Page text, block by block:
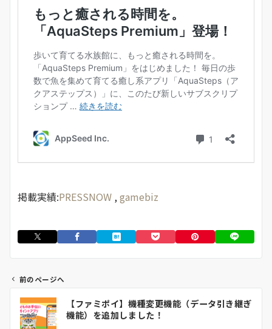
掲載実績:PRESSNOW ,gamebiz
前のページへ
【ファミポイ】機種変更機能（データ引き継ぎ
機能）を追加しました！